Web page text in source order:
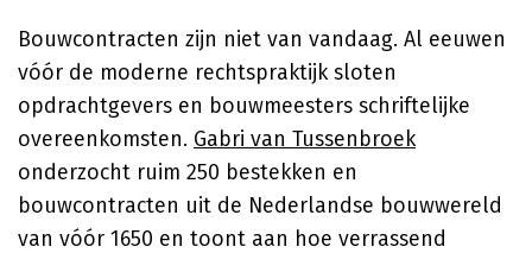
Bouwcontracten zijn niet van vandaag. Al eeuwen
vóór de moderne rechtspraktijk sloten
opdrachtgevers en bouwmeesters schriftelijke
overeenkomsten. Gabri van Tussenbroek
onderzocht ruim 250 bestekken en
bouwcontracten uit de Nederlandse bouwwereld
van vóór 1650 en toont aan hoe verrassend